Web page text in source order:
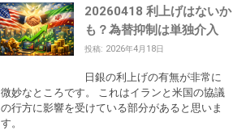
20260418 利上げはないか
も？為替抑制は単独介入
投稿: 2026年4月18日
日銀の利上げの有無が非常に
微妙なところです。 これはイランと米国の協議
の行方に影響を受けている部分があると思いま
す。